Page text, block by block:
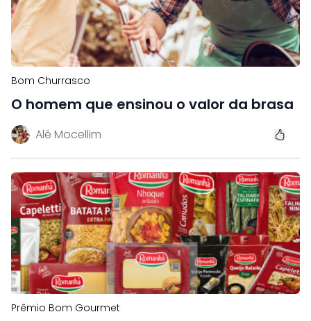
Bom Churrasco
O homem que ensinou o valor da brasa
Alê Mocellim
Prêmio Bom Gourmet